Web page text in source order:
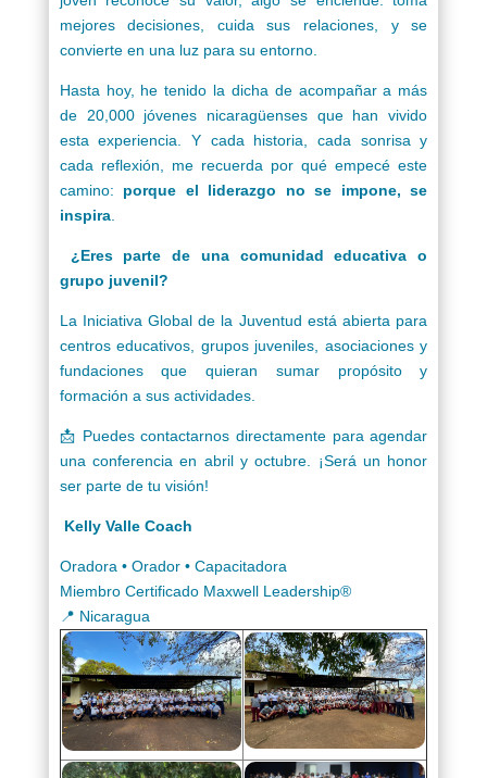
mejores decisiones, cuida sus relaciones, y se
convierte en una luz para su entorno.
Hasta hoy, he tenido la dicha de acompañar a más
de 20,000 jóvenes nicaragüenses que han vivido
esta experiencia. Y cada historia, cada sonrisa y
cada reflexión, me recuerda por qué empecé este
camino: porque el liderazgo no se impone, se
inspira.
¿Eres parte de una comunidad educativa o
grupo juvenil?
La Iniciativa Global de la Juventud está abierta para
centros educativos, grupos juveniles, asociaciones y
fundaciones que quieran sumar propósito y
formación a sus actividades.
📩 Puedes contactarnos directamente para agendar
una conferencia en abril y octubre. ¡Será un honor
ser parte de tu visión!
Kelly Valle Coach
Oradora • Orador • Capacitadora
Miembro Certificado Maxwell Leadership®
📍 Nicaragua